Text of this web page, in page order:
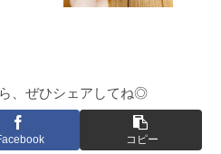
、ぜひシェアしてね◎
コピー